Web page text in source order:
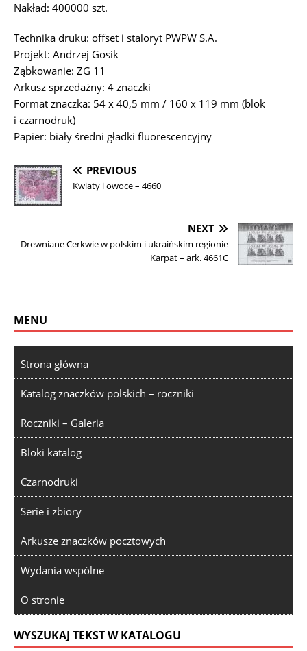
Nakład: 400000 szt.
Technika druku: offset i staloryt PWPW S.A.
Projekt: Andrzej Gosik
Ząbkowanie: ZG 11
Arkusz sprzedażny: 4 znaczki
Format znaczka: 54 x 40,5 mm / 160 x 119 mm (blok
i czarnodruk)
Papier: biały średni gładki fluorescencyjny
PREVIOUS
Kwiaty i owoce – 4660
NEXT
Drewniane Cerkwie w polskim i ukraińskim regionie
Karpat – ark. 4661C
MENU
Strona główna
Katalog znaczków polskich – roczniki
Roczniki – Galeria
Bloki katalog
Czarnodruki
Serie i zbiory
Arkusze znaczków pocztowych
Wydania wspólne
O stronie
WYSZUKAJ TEKST W KATALOGU